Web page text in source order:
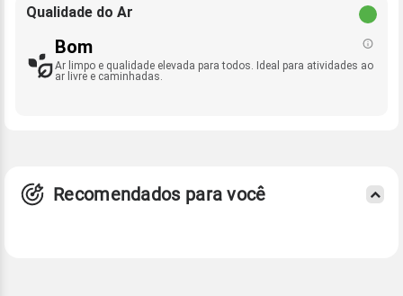
Qualidade do Ar
Bom
Ar limpo e qualidade elevada para todos. Ideal para atividades ao
ar livre e caminhadas.
Recomendados para você